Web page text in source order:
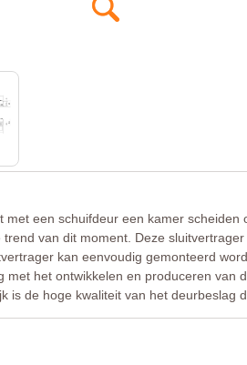
een schuifdeur een kamer
van dit moment. Deze
kan eenvoudig gemonteerd
het ontwikkelen en produceren van
is de hoge kwaliteit van het deurbeslag